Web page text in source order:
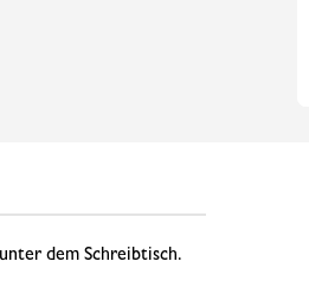
dem Schreibtisch.